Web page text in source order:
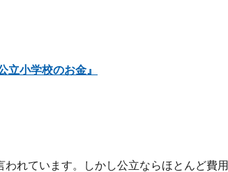
小学校のお金』
れています。しかし公立ならほとんど費用